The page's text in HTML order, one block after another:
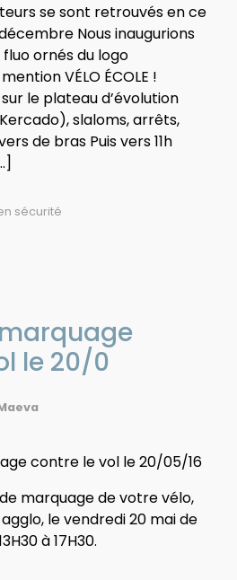
se sont retrouvés en ce
Nous inaugurions
ornés du logo
VÉLO ÉCOLE !
le plateau d’évolution
slaloms, arrêts,
de bras Puis vers 11h
sécurité
le 20/0
marquage de votre vélo,
le vendredi 20 mai de
à 17H30.